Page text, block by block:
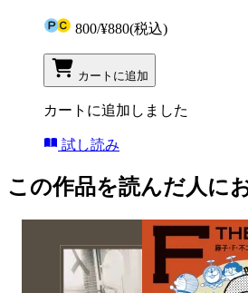
800/¥880(税込)
カートに追加
カートに追加しました
試し読み
この作品を読んだ人に